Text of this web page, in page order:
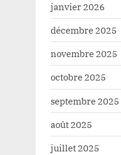
janvier 2026
décembre 2025
novembre 2025
octobre 2025
septembre 2025
août 2025
juillet 2025